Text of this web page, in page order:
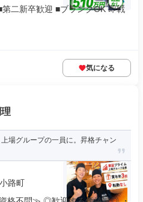
二新卒歓迎 ■ブランクOK 即戦
気になる
場グループの一員に。昇格チャン
路町